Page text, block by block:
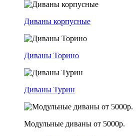
Диваны корпусные
Диваны Торино
Диваны Турин
Модульные диваны от 5000р.